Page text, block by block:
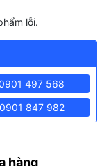
lỗi.
497 568
0901 847 982
hàng